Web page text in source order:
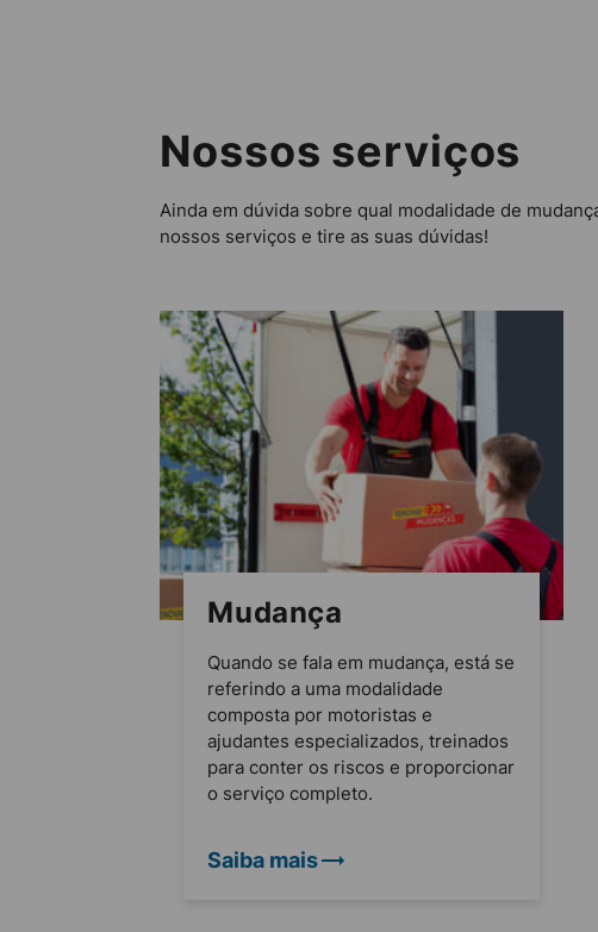
Nossos serviços
Ainda em dúvida sobre qual modalidade de
nossos serviços e tire as suas dúvidas!
Mudança
Quando se fala em mudança, está se
referindo a uma modalidade
composta por motoristas e
ajudantes especializados, treinados
para conter os riscos e proporcionar
o serviço completo.
Saiba mais